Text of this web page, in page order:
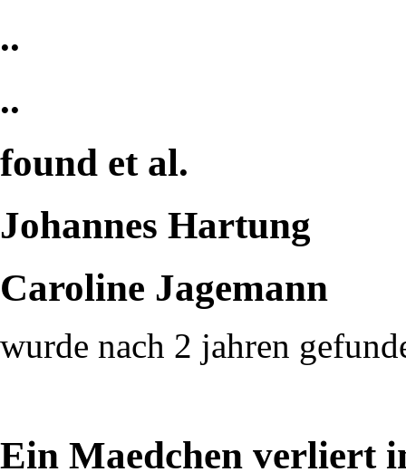
..
..
found et al.
Johannes Hartung
Caroline Jagemann
wurde nach 2 jahren
Ein Maedchen verliert